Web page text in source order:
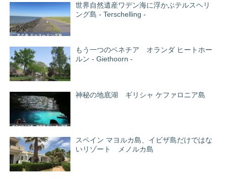
世界自然遺産ワデン海に浮かぶテルスヘリ
ング島 - Terschelling -
もう一つのベネチア オランダ ヒートホー
ルン - Giethoorn -
神秘の地底湖 ギリシャ ケファロニア島
スペイン マヨルカ島、イビザ島だけではな
いリゾート メノルカ島